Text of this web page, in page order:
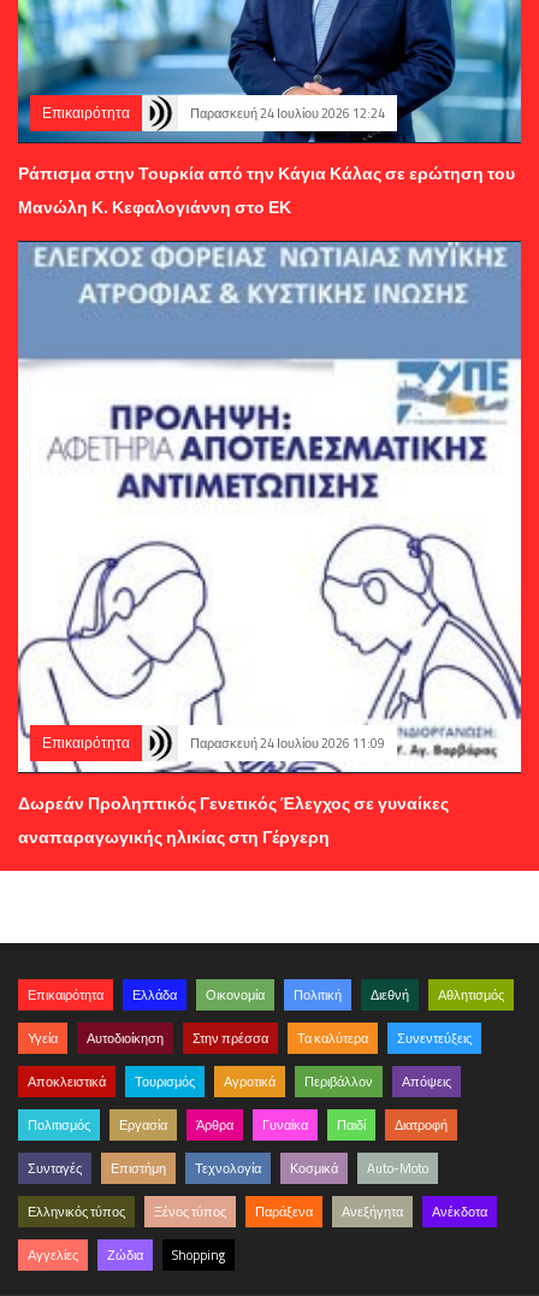
Επικαιρότητα Παρασκευή 24 Ιουλίου 2026 12:24
Ράπισμα στην Τουρκία από την Κάγια Κάλας σε ερώτηση του
Μανώλη Κ. Κεφαλογιάννη στο ΕΚ
Επικαιρότητα Παρασκευή 24 Ιουλίου 2026 11:09
Δωρεάν Προληπτικός Γενετικός Έλεγχος σε γυναίκες
αναπαραγωγικής ηλικίας στη Γέργερη
Επικαιρότητα Ελλάδα Οικονομία Πολιτική Διεθνή Αθλητισμός
Υγεία Αυτοδιοίκηση Στην πρέσσα Τα καλύτερα Συνεντεύξεις
Αποκλειστικά Τουρισμός Αγροτικά Περιβάλλον Απόψεις
Πολιτισμός Εργασία Άρθρα Γυναίκα Παιδί Διατροφή
Συνταγές Επιστήμη Τεχνολογία Κοσμικά Auto-Moto
Ελληνικός τύπος Ξένος τύπος Παράξενα Ανεξήγητα Ανέκδοτα
Αγγελίες Ζώδια Shopping